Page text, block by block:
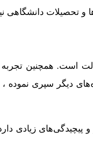
و تحصیلات دانشگاهی
است. همچنین تجربه
دیگر سپری نموده
زیادی